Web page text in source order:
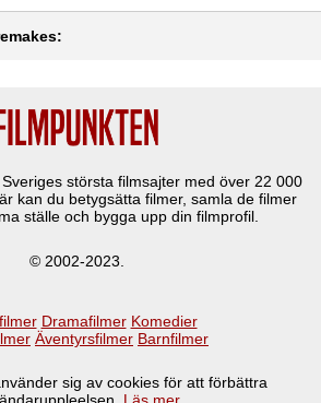
största filmsajter med över 22 000
kan du betygsätta filmer, samla de filmer
ställe och bygga upp din filmprofil.
© 2002-2023.
Dramafilmer Komedier
Äventyrsfilmer Barnfilmer
sig av cookies för att förbättra